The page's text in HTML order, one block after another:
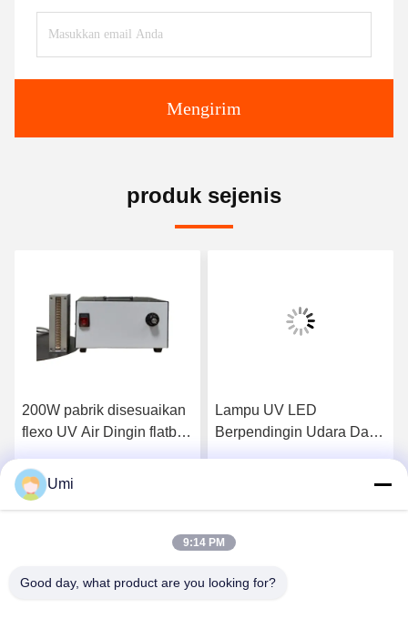
Mengirim
produk sejenis
200W pabrik disesuaikan
flexo UV Air Dingin flatbed
pengeringan sistem
Lampu UV LED
Berpendingin Udara Daya
Umi
9:14 PM
Good day, what product are you looking for?